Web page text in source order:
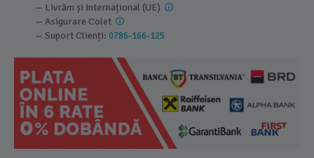
— Livrăm și Internațional (UE)
— Asigurare Colet
— Suport Clienți:0786-166-125